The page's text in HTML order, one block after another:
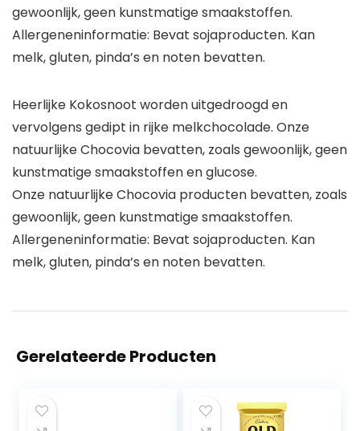
gewoonlijk, geen kunstmatige smaakstoffen.
Allergeneninformatie: Bevat sojaproducten. Kan
melk, gluten, pinda’s en noten bevatten.
Heerlijke Kokosnoot worden uitgedroogd en
vervolgens gedipt in rijke melkchocolade. Onze
natuurlijke Chocovia bevatten, zoals gewoonlijk, geen
kunstmatige smaakstoffen en glucose.
Onze natuurlijke Chocovia producten bevatten, zoals
gewoonlijk, geen kunstmatige smaakstoffen.
Allergeneninformatie: Bevat sojaproducten. Kan
melk, gluten, pinda’s en noten bevatten.
Gerelateerde Producten